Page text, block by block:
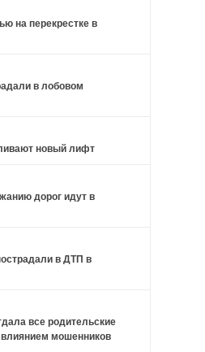
на перекрестке в
в лобовом
новый лифт
дорог идут в
в ДТП в
все родительские
мошенников